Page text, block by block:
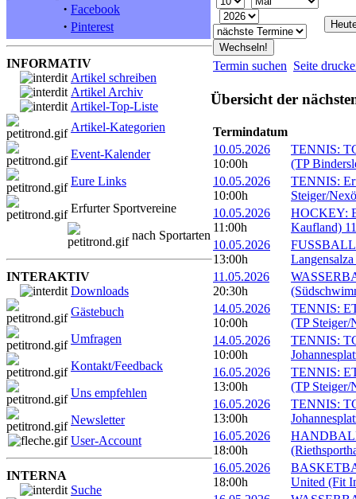
· Facebook
· Pinterest
INFORMATIV
Artikel schreiben
Artikel Archiv
Artikel-Top-Liste
Artikel-Kategorien
Event-Kalender
Eure Links
Erfurter Sportvereine
nach Sportarten
INTERAKTIV
Downloads
Gästebuch
Umfragen
Kontakt/Feedback
Uns empfehlen
Newsletter
User-Account
INTERNA
Suche
Termin suchen Seite
Übersicht der
Termindatum
10.05.2026
10:00h
TENNIS:
(TP
10.05.2026
10:00h
TENNIS:
Steiger/
10.05.2026
11:00h
HOCKEY:
Kaufland)
10.05.2026
13:00h
11.05.2026
20:30h
14.05.2026
10:00h
TENNIS:
(TP Steiger/
14.05.2026
10:00h
TENNIS:
16.05.2026
13:00h
TENNIS:
(TP Steiger/
16.05.2026
13:00h
TENNIS:
16.05.2026
18:00h
16.05.2026
18:00h
United (Fit